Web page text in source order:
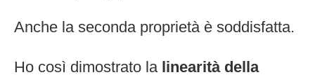
Anche la seconda proprietà è soddisfatta.
Ho così dimostrato la linearità della